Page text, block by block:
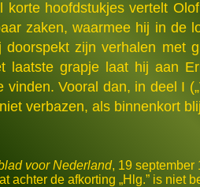
hoofdstukjes vertelt
zaken, waarmee hij in de
doorspekt zijn verhalen met
laatste grapje laat hij aan
vinden. Vooral dan, in deel I
verbazen, als binnenkort
voor Nederland, 19 september
achter de afkorting „Hlg.” is niet